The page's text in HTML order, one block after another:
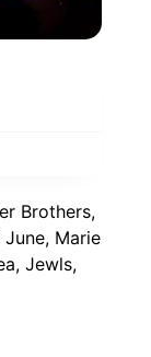
Brothers,
Marie
Jewls,